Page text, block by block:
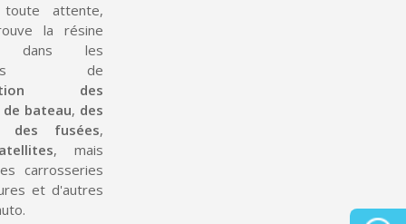
: 5€ de réduction
France Métropolitaine
pour 250€ d'achats
dès 30€ d'achats
moins d'1 minute
des bons d'achat
toute attente,
la résine
dans les
de
des
bateau, des
des fusées,
, mais
carrosseries
et d'autres